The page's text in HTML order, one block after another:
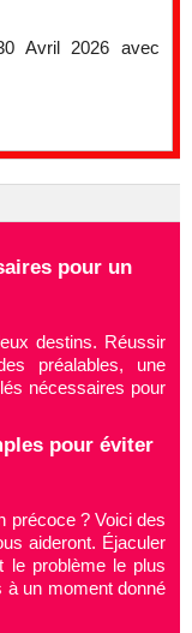
Avril 2026 avec
pour un
destins. Réussir
préalables, une
nécessaires pour
pour éviter
précoce ? Voici des
aideront. Éjaculer
le problème le plus
un moment donné